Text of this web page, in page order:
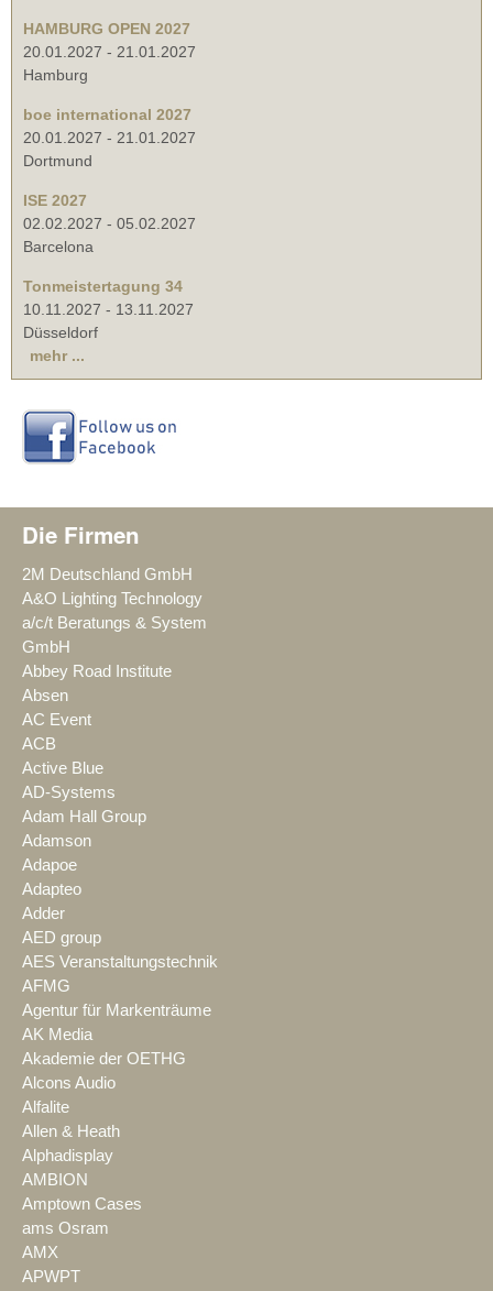
HAMBURG OPEN 2027
20.01.2027 - 21.01.2027
Hamburg
boe international 2027
20.01.2027 - 21.01.2027
Dortmund
ISE 2027
02.02.2027 - 05.02.2027
Barcelona
Tonmeistertagung 34
10.11.2027 - 13.11.2027
Düsseldorf
mehr ...
Die Firmen
2M Deutschland GmbH
A&O Lighting Technology
a/c/t Beratungs & System
GmbH
Abbey Road Institute
Absen
AC Event
ACB
Active Blue
AD-Systems
Adam Hall Group
Adamson
Adapoe
Adapteo
Adder
AED group
AES Veranstaltungstechnik
AFMG
Agentur für Markenträume
AK Media
Akademie der OETHG
Alcons Audio
Alfalite
Allen & Heath
Alphadisplay
AMBION
Amptown Cases
ams Osram
AMX
APWPT